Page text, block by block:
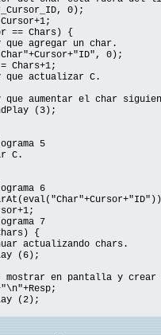
0);
Chars) {
un char.
0);
C.
el char
(3);
5
C.
6
7
{
chars.
(6);
en pantalla y crear
(2);